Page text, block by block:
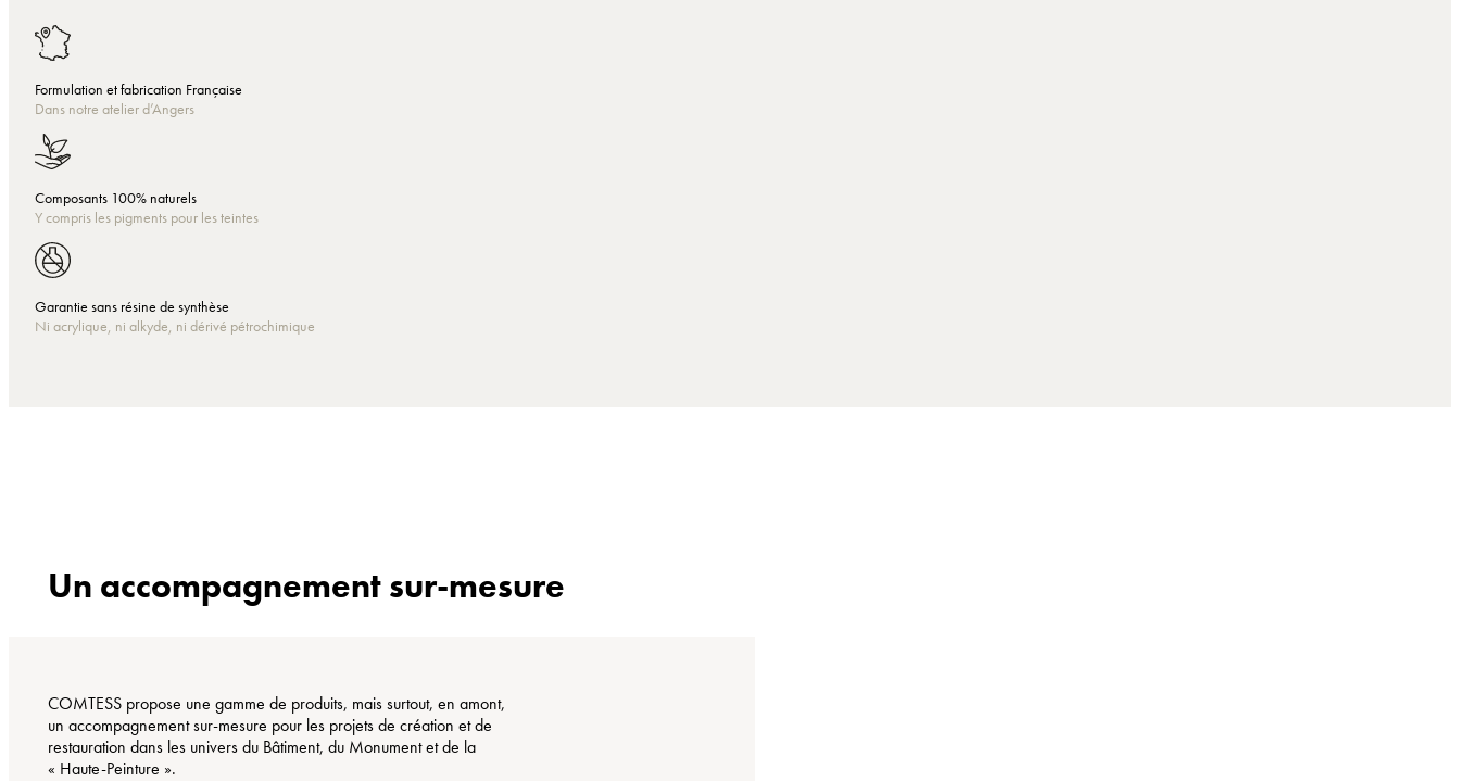
Formulation et fabrication Française
Dans notre atelier d’Angers
Composants 100% naturels
Y compris les pigments pour les teintes
Garantie sans résine de synthèse
Ni acrylique, ni alkyde, ni dérivé pétrochimique
Un accompagnement sur-mesure
COMTESS propose une gamme de produits, mais surtout, en amont,
un accompagnement sur-mesure pour les projets de création et de
restauration dans les univers du Bâtiment, du Monument et de la
« Haute-Peinture ».